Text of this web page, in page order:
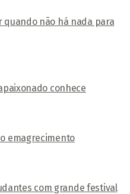
quando não há nada para
conhece
emagrecimento